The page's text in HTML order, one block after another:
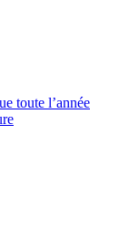
toute l’année